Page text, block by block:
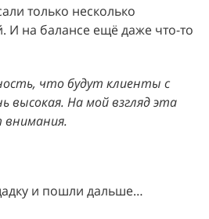
только несколько
И на балансе ещё даже что-то
что будут клиенты с
высокая. На мой взгляд эта
и пошли дальше…